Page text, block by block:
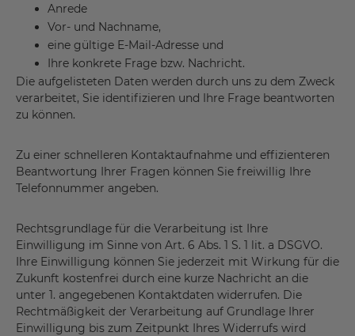
Anrede
Vor- und Nachname,
eine gültige E-Mail-Adresse und
Ihre konkrete Frage bzw. Nachricht.
Die aufgelisteten Daten werden durch uns zu dem Zweck
verarbeitet, Sie identifizieren und Ihre Frage beantworten
zu können.
Zu einer schnelleren Kontaktaufnahme und effizienteren
Beantwortung Ihrer Fragen können Sie freiwillig Ihre
Telefonnummer angeben.
Rechtsgrundlage für die Verarbeitung ist Ihre
Einwilligung im Sinne von Art. 6 Abs. 1 S. 1 lit. a DSGVO.
Ihre Einwilligung können Sie jederzeit mit Wirkung für die
Zukunft kostenfrei durch eine kurze Nachricht an die
unter 1. angegebenen Kontaktdaten widerrufen. Die
Rechtmäßigkeit der Verarbeitung auf Grundlage Ihrer
Einwilligung bis zum Zeitpunkt Ihres Widerrufs wird